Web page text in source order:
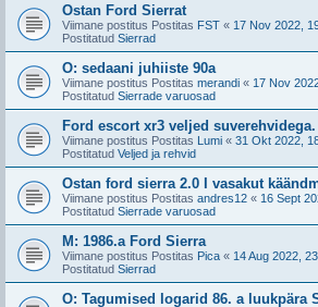
Ostan Ford Sierrat
Viimane postitus Postitas FST « 17 Nov 2022,
Postitatud Sierrad
O: sedaani juhiiste 90a
Viimane postitus Postitas merandi « 17 Nov
Postitatud Sierrade varuosad
Ford escort xr3 veljed suverehvidega.
Viimane postitus Postitas Lumi « 31 Okt 2022,
Postitatud Veljed ja rehvid
Ostan ford sierra 2.0 I vasakut
Viimane postitus Postitas andres12 « 16 Sept
Postitatud Sierrade varuosad
M: 1986.a Ford Sierra
Viimane postitus Postitas Pica « 14 Aug 2022,
Postitatud Sierrad
O: Tagumised logarid 86. a luukpära